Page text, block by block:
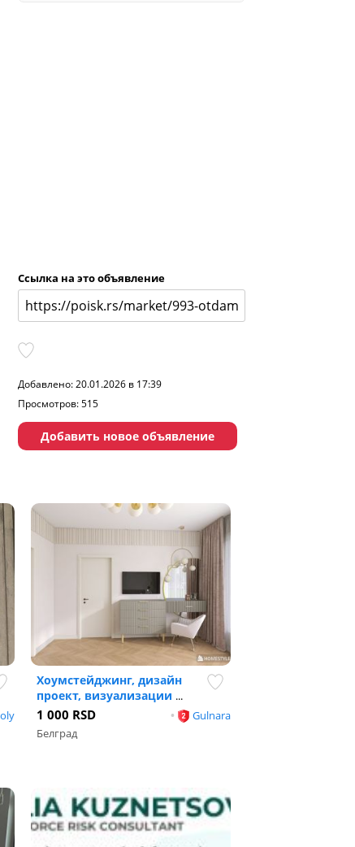
Ссылка на это объявление
Добавлено: 20.01.2026 в 17:39
Просмотров: 515
Добавить новое объявление
Хоумстейджинг, дизайн
проект, визуализации ...
•
Gulnara
1 000 RSD
Белград